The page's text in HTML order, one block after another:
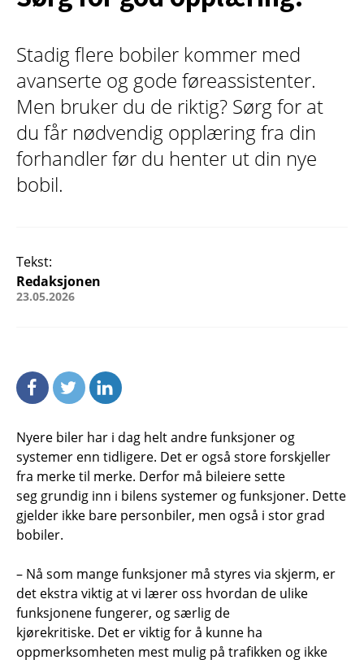
Stadig flere bobiler kommer med
avanserte og gode føreassistenter.
Men bruker du de riktig? Sørg for at
du får nødvendig opplæring fra din
forhandler før du henter ut din nye
bobil.
Tekst:
Redaksjonen
23.05.2026
Nyere biler har i dag helt andre funksjoner og
systemer enn tidligere. Det er også store forskjeller
fra merke til merke. Derfor må bileiere sette
seg grundig inn i bilens systemer og funksjoner. Dette
gjelder ikke bare personbiler, men også i stor grad
bobiler.
– Nå som mange funksjoner må styres via skjerm, er
det ekstra viktig at vi lærer oss hvordan de ulike
funksjonene fungerer, og særlig de
kjørekritiske. Det er viktig for å kunne ha
oppmerksomheten mest mulig på trafikken og ikke